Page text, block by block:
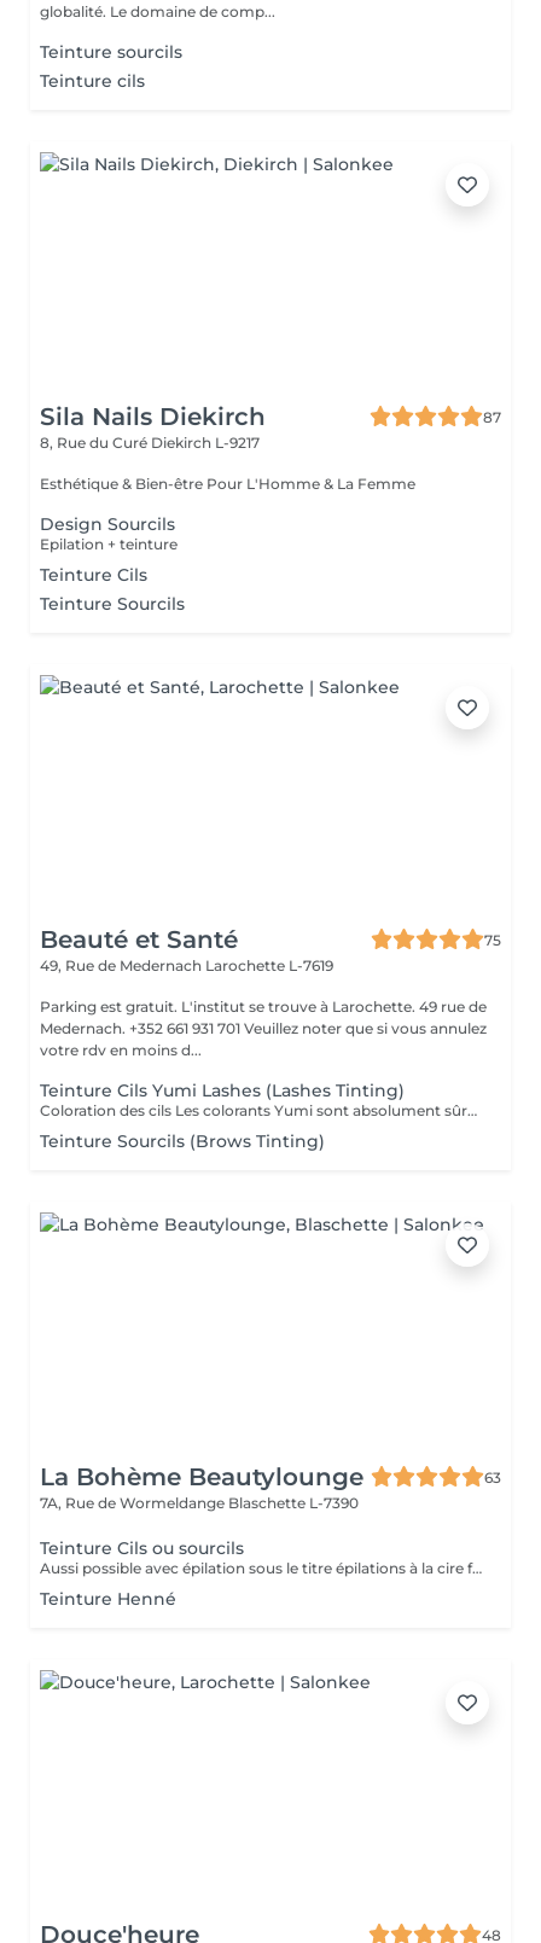
globalité. Le domaine de comp...
Teinture sourcils
Teinture cils
Sila Nails Diekirch
87
8, Rue du Curé Diekirch L-9217
Esthétique & Bien-être Pour L'Homme & La Femme
Design Sourcils
Epilation + teinture
Teinture Cils
Teinture Sourcils
Beauté et Santé
75
49, Rue de Medernach Larochette L-7619
Parking est gratuit. L'institut se trouve à Larochette. 49 rue de
Medernach. +352 661 931 701 Veuillez noter que si vous annulez
votre rdv en moins d...
Teinture Cils Yumi Lashes (Lashes Tinting)
Coloration des cils Les colorants Yumi sont absolument sûrs et idéaux pour une coloration douce et durable des cils. Les pointes des cils chez 90 pour cent des personnes sont transparentes et incolores ; en raison de leur coloration, les cils deviennent plus longs et beaucoup... arrêtent d'utiliser du mascara décoratif. La palette de couleurs Yumi se décline en 5 teintes: noir myrtille, noir profond, graphite, marron foncé et marron clair. En les mélangeant, vous pourrez parfaitement assortir le type de couleur et mettre en valeur la beauté de vos yeux.
Teinture Sourcils (Brows Tinting)
La Bohème Beautylounge
63
7A, Rue de Wormeldange Blaschette L-7390
Teinture Cils ou sourcils
Aussi possible avec épilation sous le titre épilations à la cire femme
Teinture Henné
Douce'heure 48